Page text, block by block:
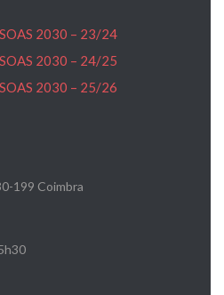
2030 – 23/24
2030 – 24/25
2030 – 25/26
199 Coimbra